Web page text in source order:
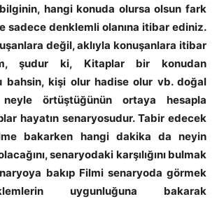
hangi konuda olursa olsun fark
sadece denklemli olanına itibar ediniz.
değil, aklıyla konuşanlara itibar
şudur ki, Kitaplar bir konudan
bahsin, kişi olur hadise olur vb. doğal
örtüştüğünün ortaya hesapla
hayatın senaryosudur. Tabir edecek
bakarken hangi dakika da neyin
senaryodaki karşılığını bulmak
bakıp Filmi senaryoda görmek
uygunluğuna bakarak